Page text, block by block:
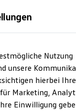
Nutzung
unsere
hierbei Ihre
Marketing,
Einwilligung